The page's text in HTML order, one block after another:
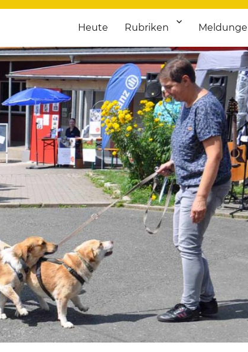
für
Täglich aktuelle Termine von Kultur bis Sport, von Theater bis
Heute Rubriken